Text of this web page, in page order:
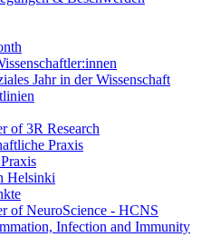
Jahr in der Wissenschaft
of 3R Research
Praxis
Helsinki
of NeuroScience - HCNS
Infection and Immunity